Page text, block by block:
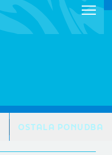
OSTALA PONUDBA